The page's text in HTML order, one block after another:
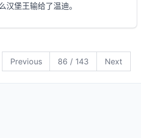
汉堡王输给了温迪。
Previous 86 / 143 Next19
20
21
22
23
24
25
26
27
28
29
30
31
32
33
34
35
36
37
38
39
40
41
42
43
44
45
46
47
48
49
50
51
52
53
54
55
56
57
58
59
60
6162
63
64
65
66
67
68
69
70
88
89
90
91
92
93
94
95
96
97
98
99
100
101
102
103
104
105
106
107
108
109
110
111
112
113
114
115
116
117
118
119
120
121
122
123
124
125
126
127
128
129
130
131
132
133
134
135
136
137
138
139
140
141
142
143